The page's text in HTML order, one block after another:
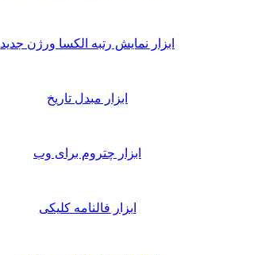
ابزار نمایش رتبه الکسا ورژن جدید
ابزار مبدل تاریخ
ابزار چتروم برای وب
ابزار فالنامه کلیکی